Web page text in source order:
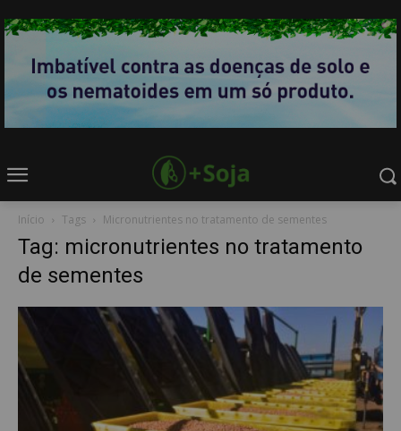
Início Tags Micronutrientes no tratamento de sementes
Tag: micronutrientes no tratamento
de sementes